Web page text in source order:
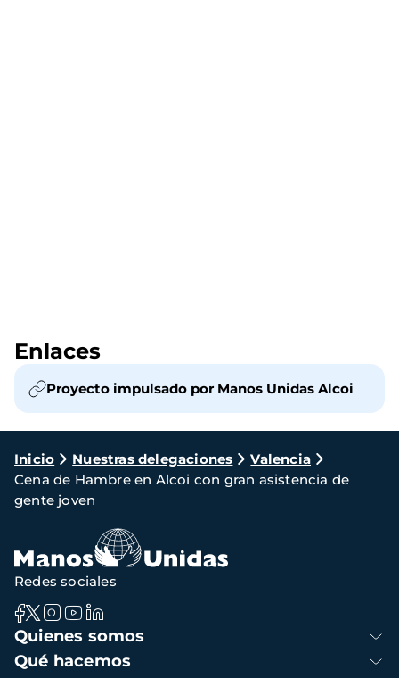
Enlaces
Proyecto impulsado por Manos Unidas Alcoi
Ruta
de
navegación
Inicio Nuestras delegaciones
Valencia
Cena de Hambre en Alcoi con gran asistencia de
gente joven
Navegación
principal
Quienes somos
Qué hacemos
Redes sociales